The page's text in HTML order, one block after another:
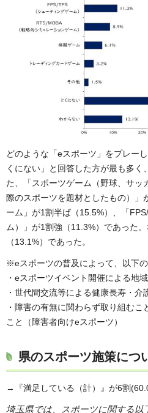
どのような「eスポーツ」をプレー
くにない」と回答した方が最も多く
た、「スポーツゲーム（野球、サッ
際のスポーツを題材としたもの）」
ーム」が1割半ば（15.5%）、「
ム）」が1割強（11.3%）であった
（13.1%）であった。
※eスポーツの普及によって、以下の
・eスポーツイベント開催による地
・世代間交流等による健康長寿・介
・障害の有無に関わらず取り組む
こと（障害者向けeスポーツ）
県のスポーツ施策につ
→『満足している（計）』が6割
埼玉県では、スポーツに関する以